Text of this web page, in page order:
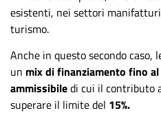
esistenti, nei settori
turismo.
Anche in questo secondo caso,
un mix di finanziamento fino al
ammissibiledi cui il contributo
superare il limite del 15%.